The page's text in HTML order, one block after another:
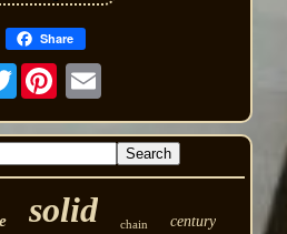
Share
Twitter
solid chain century